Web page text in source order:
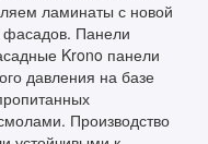
ламинаты с новой
фасадов. Панели
Krono панели
давления на базе
Производство